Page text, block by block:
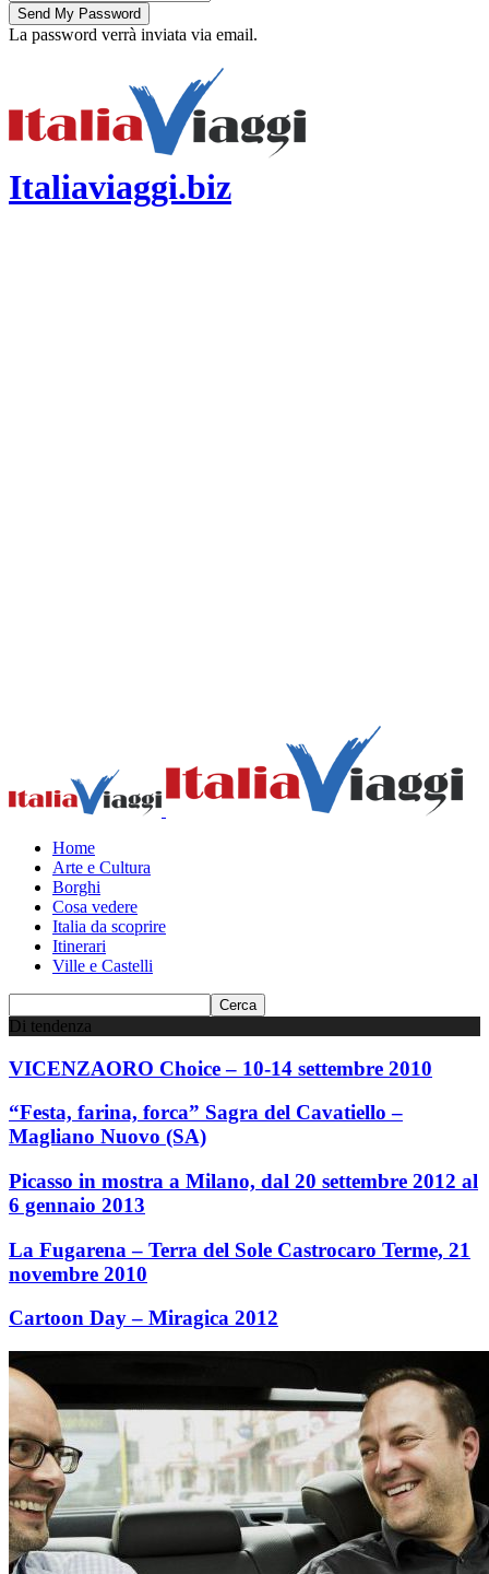
La password verrà inviata via email.
Italiaviaggi.biz
Home
Arte e Cultura
Borghi
Cosa vedere
Italia da scoprire
Itinerari
Ville e Castelli
Di tendenza
VICENZAORO Choice – 10-14 settembre 2010
“Festa, farina, forca” Sagra del Cavatiello –
Magliano Nuovo (SA)
Picasso in mostra a Milano, dal 20 settembre 2012 al
6 gennaio 2013
La Fugarena – Terra del Sole Castrocaro Terme, 21
novembre 2010
Cartoon Day – Miragica 2012